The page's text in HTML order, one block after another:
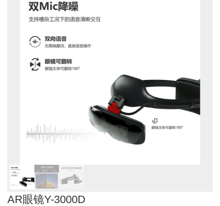
AR眼镜Y-3000D